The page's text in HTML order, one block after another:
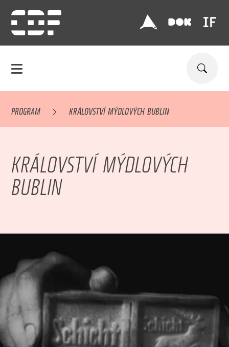
PROGRAM KRÁLOVSTVÍ MÝDLOVÝCH BUBLIN
KRÁLOVSTVÍ MÝDLOVÝCH
BUBLIN